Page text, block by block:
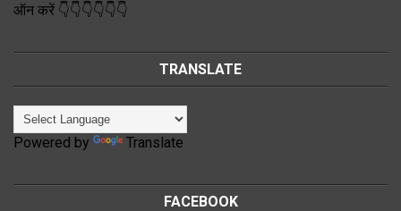
ऑन करें 👇👇👇👇👇👇
TRANSLATE
Powered by Translate
FACEBOOK